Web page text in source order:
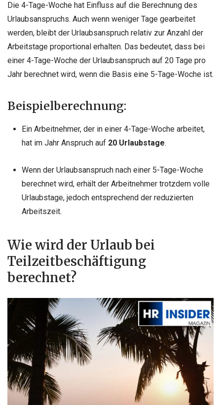
Die 4-Tage-Woche hat Einfluss auf die Berechnung des
Urlaubsanspruchs. Auch wenn weniger Tage gearbeitet
werden, bleibt der Urlaubsanspruch relativ zur Anzahl der
Arbeitstage proportional erhalten. Das bedeutet, dass bei
einer 4-Tage-Woche der Urlaubsanspruch auf 20 Tage pro
Jahr berechnet wird, wenn die Basis eine 5-Tage-Woche ist.
Beispielberechnung:
Ein Arbeitnehmer, der in einer 4-Tage-Woche arbeitet,
hat im Jahr Anspruch auf 20 Urlaubstage.
Wenn der Urlaubsanspruch nach einer 5-Tage-Woche
berechnet wird, erhält der Arbeitnehmer trotzdem volle
Urlaubstage, jedoch entsprechend der reduzierten
Arbeitszeit.
Wie wird der Urlaub bei
Teilzeitbeschäftigung
berechnet?